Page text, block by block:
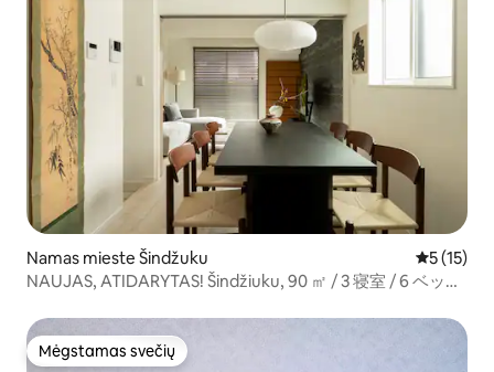
Namas mieste Šindžuku Vidutinis
5 (15)
NAUJAS, ATIDARYTAS! Šindžiuku, 90 ㎡ / 3 寝室 / 6 ベッド,
Mėgstamas svečių
Mėgstamas svečių